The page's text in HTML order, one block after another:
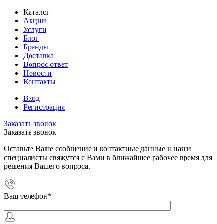
Каталог
Акции
Услуги
Блог
Бренды
Доставка
Вопрос ответ
Новости
Контакты
Вход
Регистрация
Заказать звонок
Заказать звонок
Оставьте Ваше сообщение и контактные данные и наши
специалисты свяжутся с Вами в ближайшее рабочее время для
решения Вашего вопроса.
Ваш телефон*